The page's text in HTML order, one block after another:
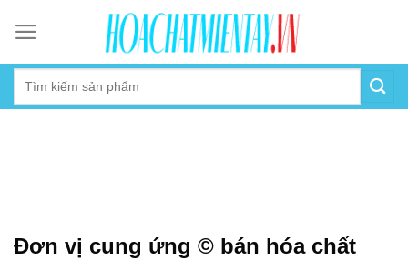
content
Đơn vị cung ứng © bán hóa chất